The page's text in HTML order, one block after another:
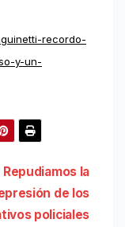
recordo-
y-un-
Repudiamos la
de los
policiales